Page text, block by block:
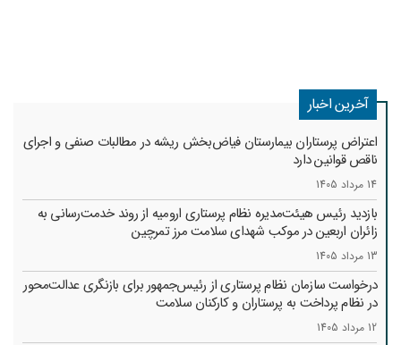
آخرین اخبار
اعتراض پرستاران بیمارستان فیاض‌بخش ریشه در مطالبات صنفی و اجرای
ناقص قوانین دارد
14 مرداد 1405
بازدید رئیس هیئت‌مدیره نظام پرستاری ارومیه از روند خدمت‌رسانی به
زائران اربعین در موکب شهدای سلامت مرز تمرچین
13 مرداد 1405
درخواست سازمان نظام پرستاری از رئیس‌جمهور برای بازنگری عدالت‌محور
در نظام پرداخت به پرستاران و کارکنان سلامت
12 مرداد 1405